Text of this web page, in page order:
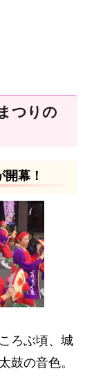
つりの
幕！
ろぶ頃、城
鼓の音色。